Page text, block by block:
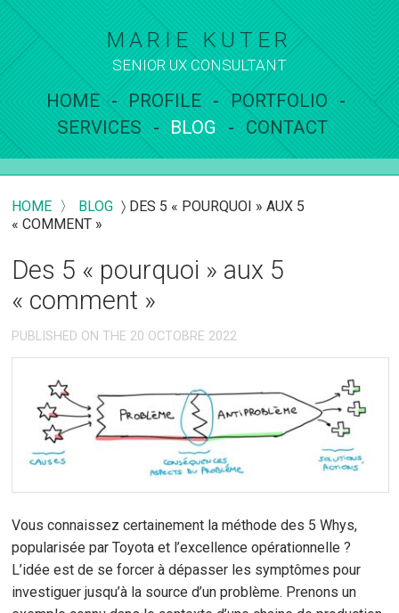
MARIE KUTER
SENIOR UX CONSULTANT
HOME PROFILE
PORTFOLIO
SERVICES
BLOG CONTACT
HOME 〉 BLOG 〉DES 5 « POURQUOI » AUX 5
« COMMENT »
Des 5 « pourquoi » aux 5
« comment »
PUBLISHED ON THE 20 OCTOBRE 2022
Vous connaissez certainement la méthode des 5 Whys,
popularisée par Toyota et l’excellence opérationnelle ?
L’idée est de se forcer à dépasser les symptômes pour
investiguer jusqu’à la source d’un problème. Prenons un